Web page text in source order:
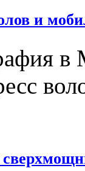
и
в